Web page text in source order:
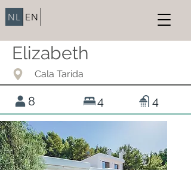
NL EN
Elizabeth
Cala Tarida
8 4 4